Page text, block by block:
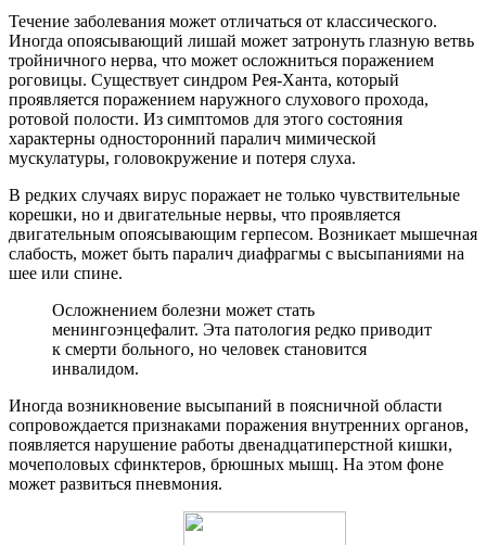
Течение заболевания может отличаться от классического.
Иногда опоясывающий лишай может затронуть глазную ветвь
тройничного нерва, что может осложниться поражением
роговицы. Существует синдром Рея-Ханта, который
проявляется поражением наружного слухового прохода,
ротовой полости. Из симптомов для этого состояния
характерны односторонний паралич мимической
мускулатуры, головокружение и потеря слуха.
В редких случаях вирус поражает не только чувствительные
корешки, но и двигательные нервы, что проявляется
двигательным опоясывающим герпесом. Возникает мышечная
слабость, может быть паралич диафрагмы с высыпаниями на
шее или спине.
Осложнением болезни может стать
менингоэнцефалит. Эта патология редко приводит
к смерти больного, но человек становится
инвалидом.
Иногда возникновение высыпаний в поясничной области
сопровождается признаками поражения внутренних органов,
появляется нарушение работы двенадцатиперстной кишки,
мочеполовых сфинктеров, брюшных мышц. На этом фоне
может развиться пневмония.